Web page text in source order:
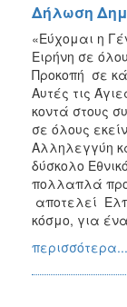
ΤΟΠΟΣ
ΠΟΛΙΤΙΣΜΟΣ
ΑΝΘΕΚΤΙΚΗ
ΠΟΛΗ
Δήλωση
«Εύχομαι η
Ειρήνη σε
Προκοπή σε
Αυτές τις
κοντά στους
σε όλους
Αλληλεγγύη
δύσκολο
πολλαπλά
αποτελεί
κόσμο, για
περισσότερα...